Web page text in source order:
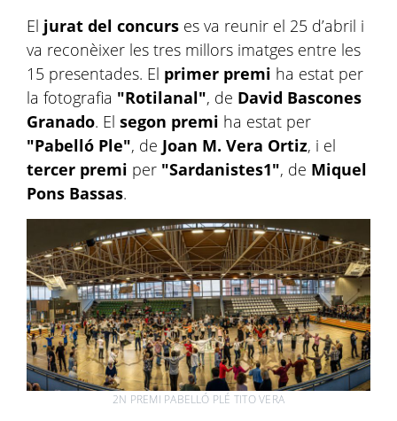
El jurat del concurs es va reunir el 25 d’abril i
va reconèixer les tres millors imatges entre les
15 presentades. El primer premi ha estat per
la fotografia "Rotilanal", de David Bascones
Granado. El segon premi ha estat per
"Pabelló Ple", de Joan M. Vera Ortiz, i el
tercer premi per "Sardanistes1", de Miquel
Pons Bassas.
2N PREMI PABELLÓ PLÉ TITO VERA